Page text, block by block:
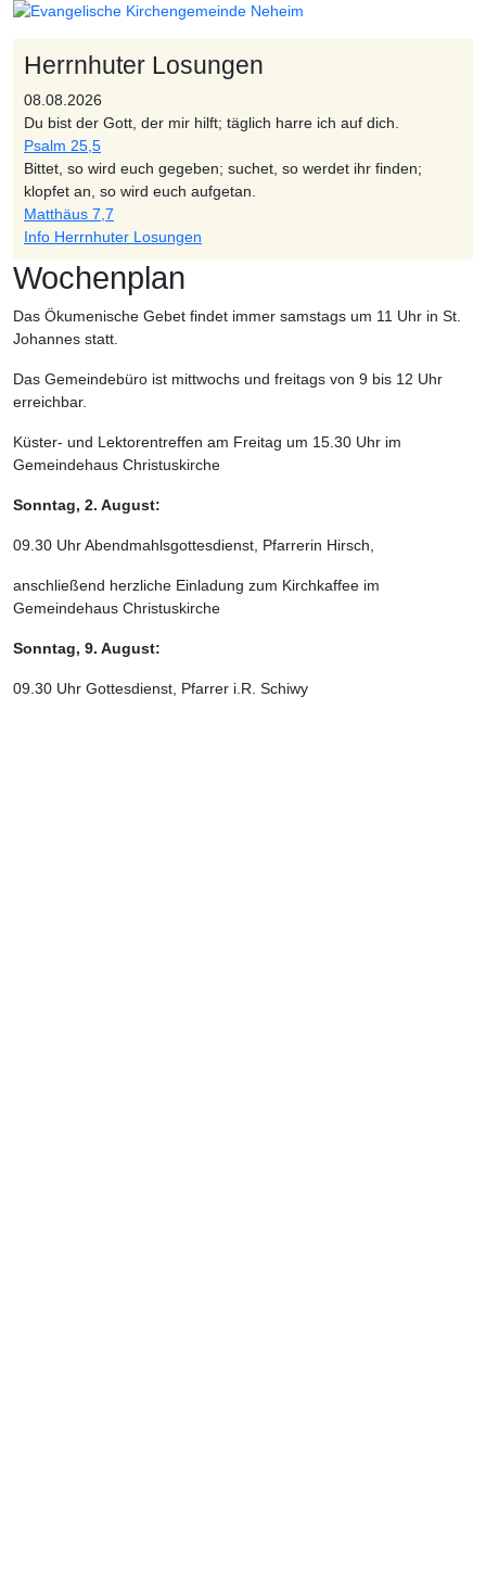
Herrnhuter Losungen
08.08.2026
Du bist der Gott, der mir hilft; täglich harre ich auf dich.
Psalm 25,5
Bittet, so wird euch gegeben; suchet, so werdet ihr finden;
klopfet an, so wird euch aufgetan.
Matthäus 7,7
Info Herrnhuter Losungen
Wochenplan
Das Ökumenische Gebet findet immer samstags um 11 Uhr in St.
Johannes statt.
Das Gemeindebüro ist mittwochs und freitags von 9 bis 12 Uhr
erreichbar.
Küster- und Lektorentreffen am Freitag um 15.30 Uhr im
Gemeindehaus Christuskirche
Sonntag, 2. August:
09.30 Uhr Abendmahlsgottesdienst, Pfarrerin Hirsch,
anschließend herzliche Einladung zum Kirchkaffee im
Gemeindehaus Christuskirche
Sonntag, 9. August:
09.30 Uhr Gottesdienst, Pfarrer i.R. Schiwy